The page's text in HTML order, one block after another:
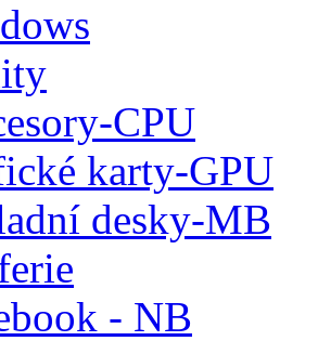
CPU
karty-GPU
desky-MB
- NB